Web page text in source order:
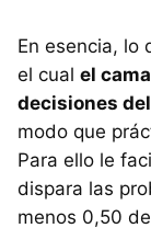
En esencia, lo
el cual el
decisiones
modo que
Para ello le
dispara las
menos 0,50